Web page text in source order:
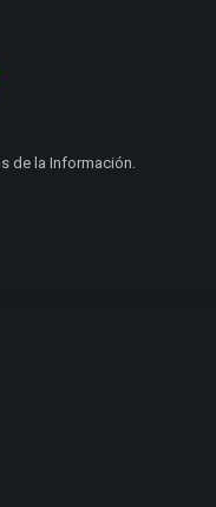
de la Información.